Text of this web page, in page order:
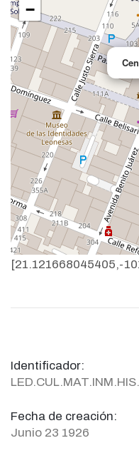
−
[21.121668045405,-
Identificador:
Fecha de creación:
Junio 23 1926